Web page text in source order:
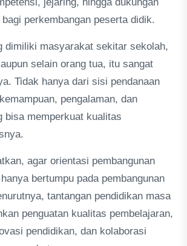
perkembangan peserta didik.
dimiliki masyarakat sekitar sekolah,
selain orang tua, itu sangat
Tidak hanya dari sisi pendanaan
pengalaman, dan
bisa memperkuat kualitas
agar orientasi pembangunan
bertumpu pada pembangunan
tantangan pendidikan masa
penguatan kualitas pembelajaran,
pendidikan, dan kolaborasi